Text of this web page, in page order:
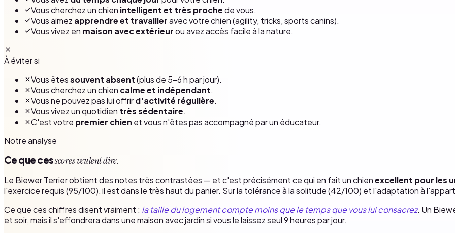
Vous cherchez un chien intelligent et très prochede vous.
Vous aimez apprendre et travailleravec votre chien (agility, tricks, sports canins).
Vous vivez en maison avec extérieurou avez accès facile à la nature.
À éviter si
Vous êtessouvent absent(plus de 5–6 h par jour).
Vous cherchez un chien calme et indépendant.
Vous ne pouvez pas lui offrird'activité régulière.
Vous vivez un quotidien très sédentaire.
C'est votre premier chien et vous n'êtes pas accompagné par un éducateur.
Notre analyse
Ce que cesscores veulent dire.
Le Biewer Terrier obtient des notes très contrastées — et c'est précisément ce qui en fait un chienexcellent pour les
l'exercice requis (95/100), il est dans le très haut du panier. Sur la tolérance à la solitude (42/100) et l'adaptation à
Ce que ces chiffres disent vraiment : la taille du logement compte moins que le temps que vous lui consacrez. Un
et soir, mais il s'effondrera dans une maison avec jardin si vous le laissez seul 9 heures par jour.